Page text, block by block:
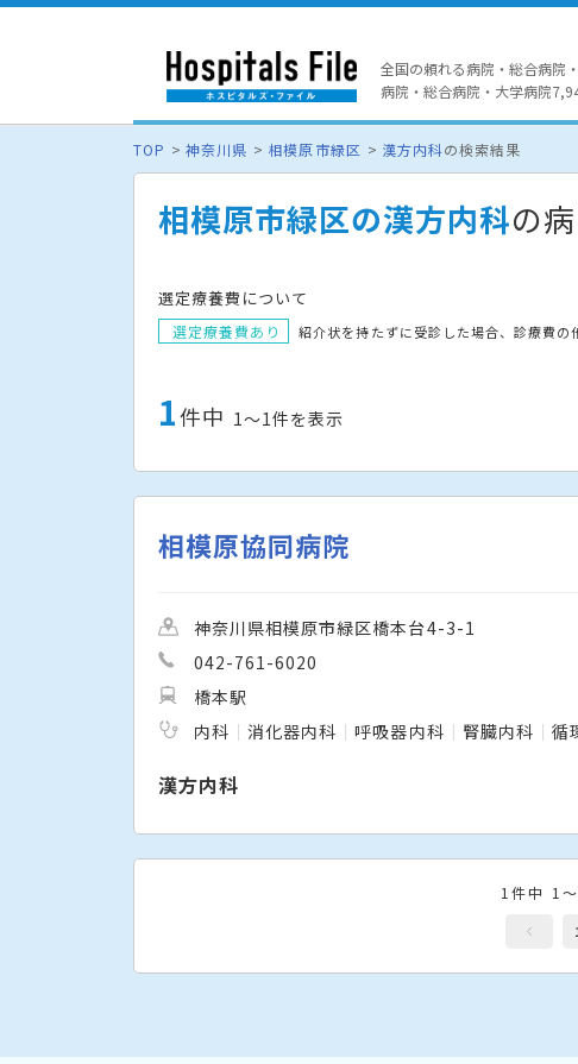
全国の頼れる病院・総合病院
病院・総合病院・大学病院
TOP 神奈川県 相模原市緑区 漢方内科の検索結果
相模原市緑区の漢方内科の
選定療養費について
選定療養費あり
紹介状を持たずに受診した場合、診療費の
1件中 1〜1件を表示
相模原協同病院
神奈川県相模原市緑区橋本台4-3-1
042-761-6020
橋本駅
内科
消化器内科 呼吸器内科 腎臓内科 循
漢方内科
1件中 1